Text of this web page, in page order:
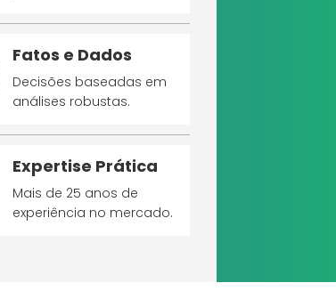
Fatos e Dados
Decisões baseadas em
análises robustas.
Expertise Prática
Mais de 25 anos de
experiência no mercado.